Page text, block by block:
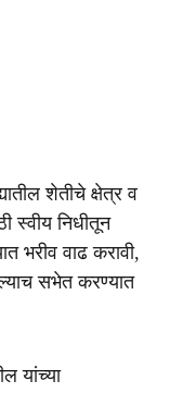
शेतीचे क्षेत्र व
स्वीय निधीतून
भरीव वाढ करावी,
सभेत करण्यात
यांच्या